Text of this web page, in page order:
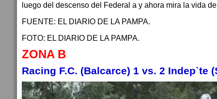
luego del descenso del Federal a y ahora mira la vida
FUENTE: EL DIARIO DE LA PAMPA.
FOTO: EL DIARIO DE LA PAMPA.
ZONA B
Racing F.C. (Balcarce) 1 vs. 2 Indep`te